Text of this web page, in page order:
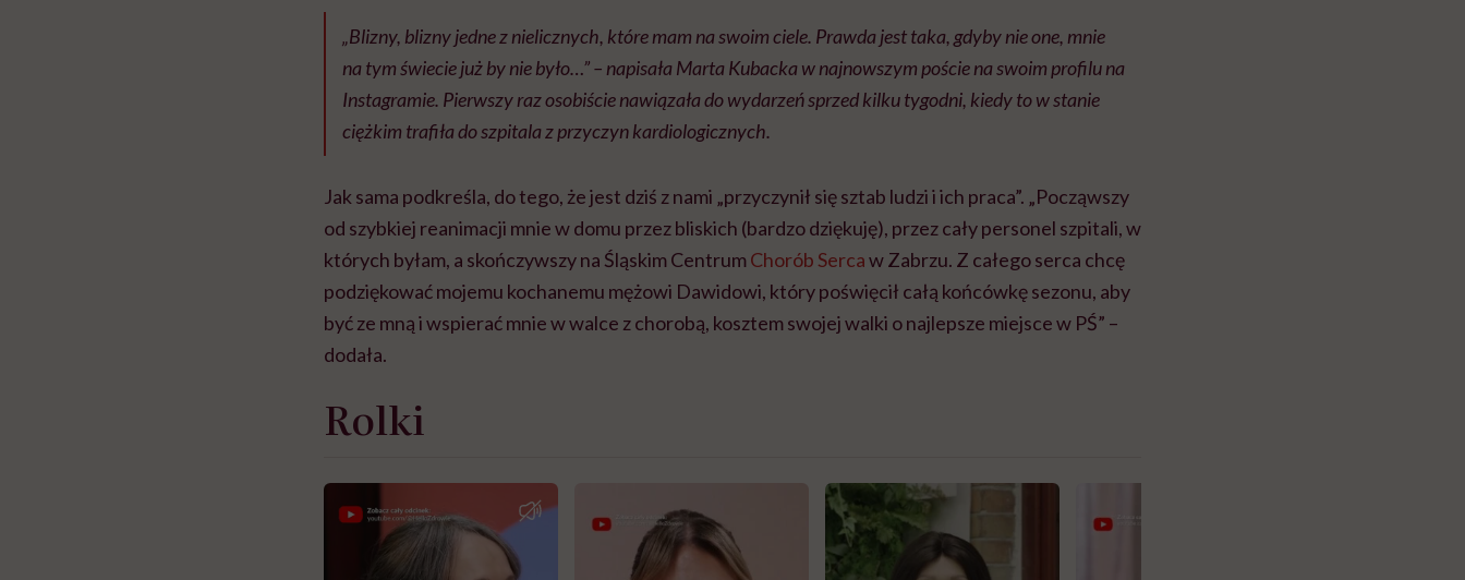
„Blizny, blizny jedne z nielicznych, które mam na swoim ciele. Prawda jest taka, gdyby nie one, mnie
na tym świecie już by nie było…” – napisała Marta Kubacka w najnowszym poście na swoim profilu na
Instagramie. Pierwszy raz osobiście nawiązała do wydarzeń sprzed kilku tygodni, kiedy to w stanie
ciężkim trafiła do szpitala z przyczyn kardiologicznych.
Jak sama podkreśla, do tego, że jest dziś z nami „przyczynił się sztab ludzi i ich praca”. „Począwszy
od szybkiej reanimacji mnie w domu przez bliskich (bardzo dziękuję), przez cały personel szpitali, w
których byłam, a skończywszy na Śląskim CentrumChorób Sercaw Zabrzu. Z całego serca chcę
podziękować mojemu kochanemu mężowi Dawidowi, który poświęcił całą końcówkę sezonu, aby
być ze mną i wspierać mnie w walce z chorobą, kosztem swojej walki o najlepsze miejsce w PŚ” –
dodała.
Rolki